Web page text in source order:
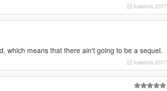
22 kwietnia 2017
which means that there ain't going to be a sequel.
22 kwietnia 2017